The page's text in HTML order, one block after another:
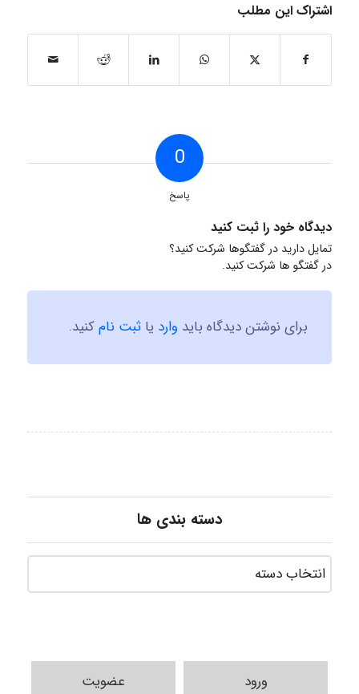
اشتراک این مطلب
0
پاسخ
دیدگاه خود را ثبت کنید
تمایل دارید در گفتگوها شرکت کنید؟
در گفتگو ها شرکت کنید.
برای نوشتن دیدگاه باید وارد یا ثبت نامکنید.
دسته بندی ها
ورود عضویت